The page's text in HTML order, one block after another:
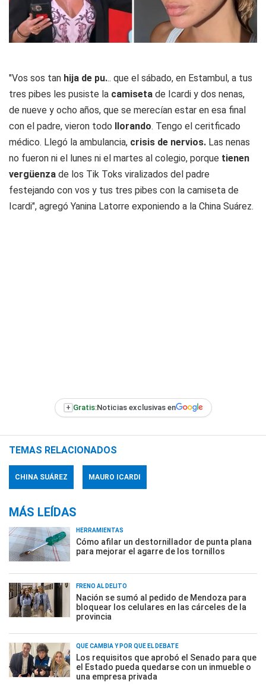
"Vos sos tan hija de pu... que el sábado, en Estambul, a tus
tres pibes les pusiste la camiseta de Icardi y dos nenas,
de nueve y ocho años, que se merecían estar en esa final
con el padre, vieron todo llorando. Tengo el ceritficado
médico. Llegó la ambulancia, crisis de nervios. Las nenas
no fueron ni el lunes ni el martes al colegio, porque tienen
vergüenza de los Tik Toks viralizados del padre
festejando con vos y tus tres pibes con la camiseta de
Icardi", agregó Yanina Latorre exponiendo a la China Suárez.
+ Gratis:Noticias exclusivas en
TEMAS RELACIONADOS
CHINA SUÁREZ MAURO ICARDI
MÁS LEÍDAS
HERRAMIENTAS
Cómo afilar un destornillador de punta plana
para mejorar el agarre de los tornillos
FRENO AL DELITO
Nación se sumó al pedido de Mendoza para
bloquear los celulares en las cárceles de la
provincia
QUÉ CAMBIA Y POR QUÉ EL DEBATE
Los requisitos que aprobó el Senado para que
el Estado pueda quedarse con un inmueble o
una empresa privada